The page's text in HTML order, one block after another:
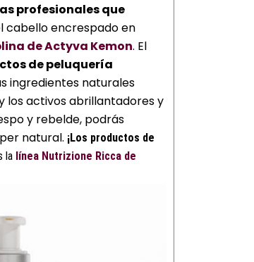
profesionales que
cabello encrespado en
de Actyva Kemon. El
de peluquería
ingredientes naturales
los activos abrillantadores y
y rebelde, podrás
natural. ¡Los productos de
la línea Nutrizione Ricca de